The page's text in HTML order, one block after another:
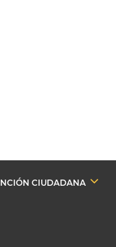
CIUDADANA